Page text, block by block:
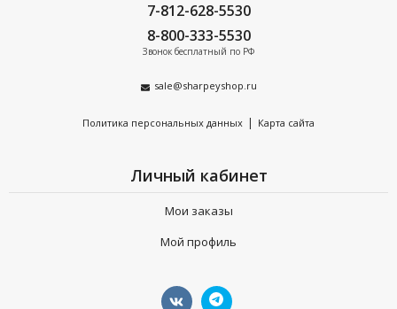
7-812-628-5530
8-800-333-5530
Звонок бесплатный по РФ
sale@sharpeyshop.ru
Политика персональных данных | Карта сайта
Личный кабинет
Мои заказы
Мой профиль